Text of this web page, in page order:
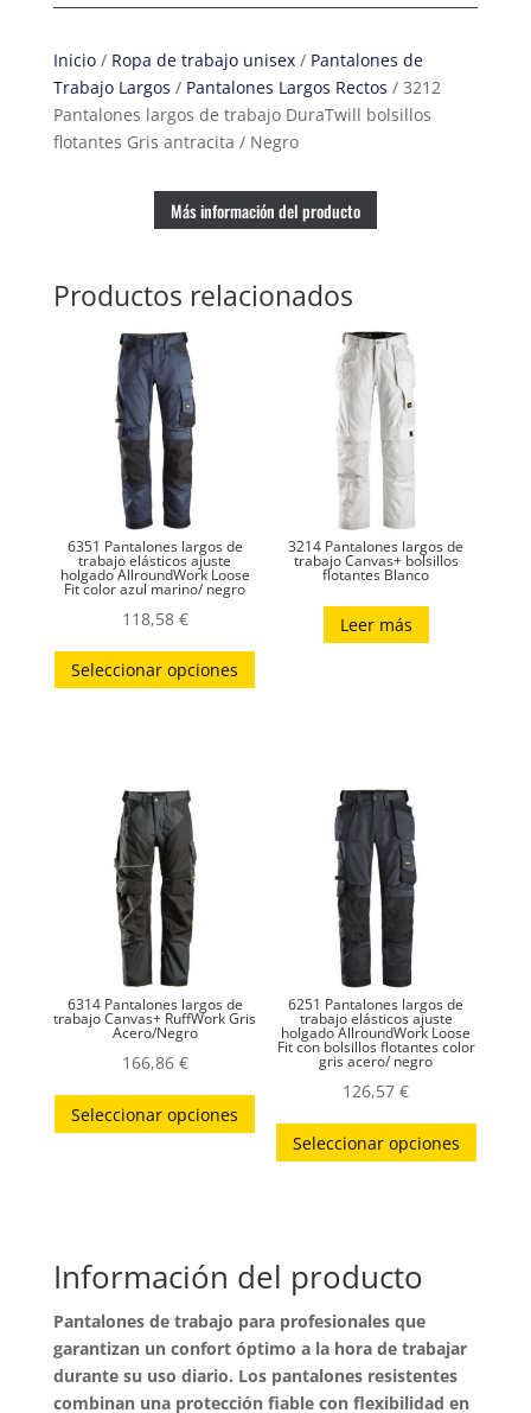
bolsillos
flotantes
Gris
antracita
Inicio/ Ropa de trabajo unisex/ Pantalones de
Trabajo Largos / Pantalones Largos Rectos / 3212
Pantalones largos de trabajo DuraTwill bolsillos
flotantes Gris antracita / Negro
Más información del producto
Productos relacionados
6351 Pantalones largos de
trabajo elásticos ajuste
holgado AllroundWork Loose
Fit color azul marino/ negro
118,58 €
Seleccionar opciones
Este
página
3214 Pantalones largos de
trabajo Canvas+ bolsillos
flotantes Blanco
Leer más
6314 Pantalones largos de
trabajo Canvas+ RuffWork Gris
Acero/Negro
166,86 €
Seleccionar opciones
Este
producto
tiene
opciones
pueden
elegir
en
6251 Pantalones largos de
trabajo elásticos ajuste
holgado AllroundWork Loose
Fit con bolsillos flotantes color
gris acero/ negro
126,57€
Seleccionar opciones
Este
Información del producto
Pantalones de trabajo para profesionales que
garantizan un confort óptimo a la hora de trabajar
durante su uso diario. Los pantalones resistentes
combinan una protección fiable con flexibilidad en